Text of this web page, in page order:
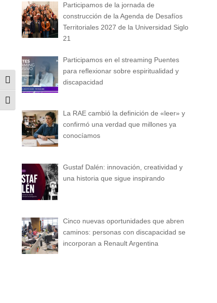
Alternar alto contraste
Alternar tamaño de letra
Participamos de la jornada de
construcción de la Agenda de Desafíos
Territoriales 2027 de la Universidad Siglo
21
Participamos en el streaming Puentes
para reflexionar sobre espiritualidad y
discapacidad
La RAE cambió la definición de «leer» y
confirmó una verdad que millones ya
conocíamos
Gustaf Dalén: innovación, creatividad y
una historia que sigue inspirando
Cinco nuevas oportunidades que abren
caminos: personas con discapacidad se
incorporan a Renault Argentina